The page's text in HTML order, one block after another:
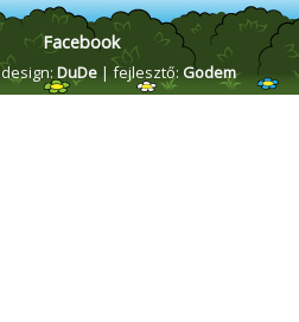
Facebook
design: DuDe | fejlesztő: Godem